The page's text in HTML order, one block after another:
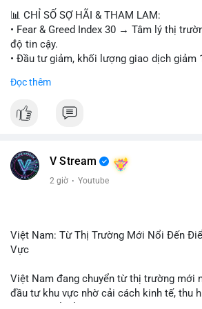
📊 CHỈ SỐ SỢ HÃI & THAM LAM:
• Fear & Greed Index 30 → Tâm lý thị
độ tin cậy.
• Đầu tư giảm, khối lượng giao dịch giảm
• CoinGecko: Jimothy The Raccoon,
crypto.
• LunarCrush: Ethereum, Solana,
Tesla, UFC, Premier League, etc.
• Telegram: US Senate tiến hành bỏ
stablecoin địa phương tăng nhu cầu.
“điểm mua bán” giảm.
• Binance announcements: hỗ trợ cổ
MMT, competition.
Đọc thêm
V Stream
2 giờ · Youtube
Việt Nam: Từ Thị Trường Mới Nổi Đến
Vực
Việt Nam đang chuyển từ thị trường mới
đầu tư khu vực nhờ cải cách kinh tế, thu